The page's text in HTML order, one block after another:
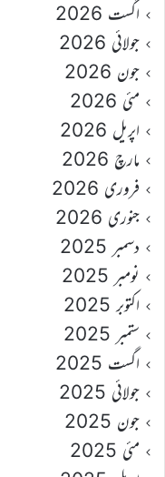
اگست 2026
جولائی 2026
جون 2026
مئی 2026
اپریل 2026
مارچ 2026
فروری 2026
جنوری 2026
دسمبر 2025
نومبر 2025
اکتوبر 2025
ستمبر 2025
اگست 2025
جولائی 2025
جون 2025
مئی 2025